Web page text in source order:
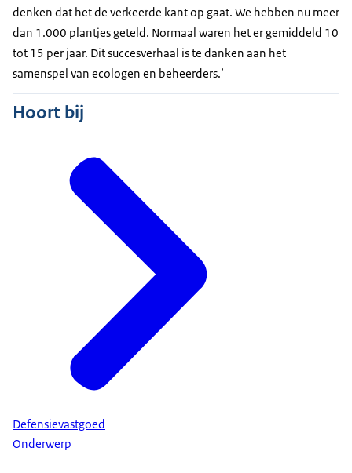
denken dat het de verkeerde kant op gaat. We hebben nu meer
dan 1.000 plantjes geteld. Normaal waren het er gemiddeld 10
tot 15 per jaar. Dit succesverhaal is te danken aan het
samenspel van ecologen en beheerders.’
Hoort bij
Defensievastgoed
Onderwerp